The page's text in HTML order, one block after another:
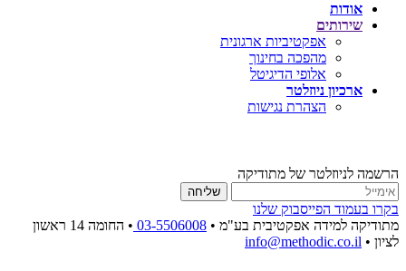
אודות
שירותים
אפקטיביות ארגונית
מהפכה בחינוך
אלופי הדיגיטל
ארכיון ניוזלטר
הצהרת נגישות
הרשמה לניוזלטר של מתודיקה
שליחה
בקרו בעמוד הפייסבוק שלנו
מתודיקה למידה אפקטיבית בע"מ • 03-5506008
• החומה 14 ראשון
לציון • info@methodic.co.il